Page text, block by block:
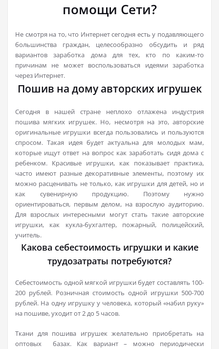
помощи Сети?
Не смотря на то, что Интернет сегодня есть у подавляющего
большинства граждан, целесообразно обсудить и ряд
вариантов заработка дома для тех, кто по каким-то
причинам не может воспользоваться идеями заработка
через Интернет.
Пошив на дому авторских игрушек
Сегодня в нашей стране неплохо отлажена индустрия
пошива мягких игрушек. Но, несмотря на это, авторские
оригинальные игрушки всегда пользовались и пользуются
спросом. Такая идея будет актуальна для молодых мам,
которые ищут ответ на вопрос как заработать сидя дома с
ребенком. Красивые игрушки, как показывает практика,
часто имеют разные декоративные элементы, поэтому их
можно расценивать не только, как игрушки для детей, но и
как сувенирную продукцию. Поэтому нужно
ориентироваться, первым делом, на взрослую аудиторию.
Для взрослых интересными могут стать такие авторские
игрушки, как кукла-бухгалтер, пожарный, полицейский,
учитель.
Какова себестоимость игрушки и какие
трудозатраты потребуются?
Себестоимость одной мягкой игрушки будет составлять 100-
200 рублей. Розничная стоимость одной игрушки 500-700
рублей. На одну игрушку у человека, который «набил руку»
на пошиве, уходит от 2 до 5 часов.
Ткани для пошива игрушек желательно приобретать на
оптовых базах. Как вариант – можно периодически